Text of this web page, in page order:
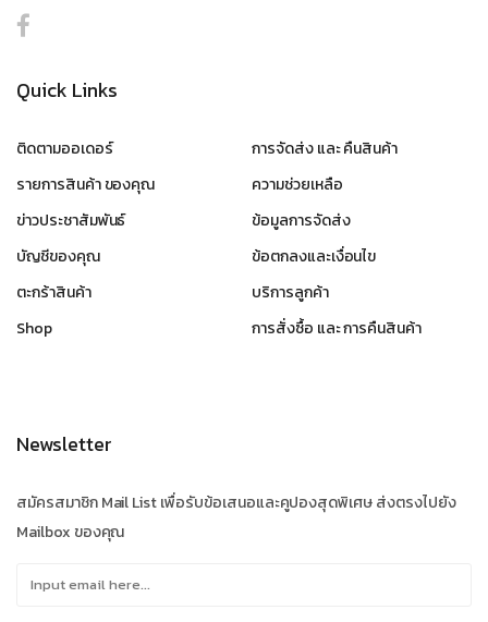
Quick Links
ติดตามออเดอร์
รายการสินค้า ของคุณ
ข่าวประชาสัมพันธ์
บัญชีของคุณ
ตะกร้าสินค้า
Shop
การจัดส่ง และ คืนสินค้า
ความช่วยเหลือ
ข้อมูลการจัดส่ง
ข้อตกลงและเงื่อนไข
บริการลูกค้า
การสั่งซื้อ และ การคืนสินค้า
Newsletter
สมัครสมาชิก Mail List เพื่อรับข้อเสนอและคูปองสุดพิเศษ ส่งตรงไปยัง
Mailbox ของคุณ